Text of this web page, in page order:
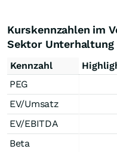
Kurskennzahlen im
Sektor Unterhaltung
Kennzahl
PEG
EV/Umsatz
EV/EBITDA
Beta